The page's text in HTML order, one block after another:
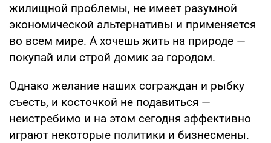
жилищной проблемы, не имеет разумной
экономической альтернативы и применяется
во всем мире. А хочешь жить на природе —
покупай или строй домик за городом.
Однако желание наших сограждан и рыбку
съесть, и косточкой не подавиться —
неистребимо и на этом сегодня эффективно
играют некоторые политики и бизнесмены.